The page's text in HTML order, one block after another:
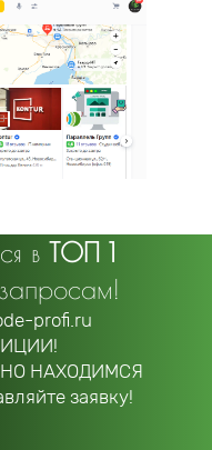
в ТОП 1
запросам!
profi.ru
НАХОДИМСЯ
заявку!